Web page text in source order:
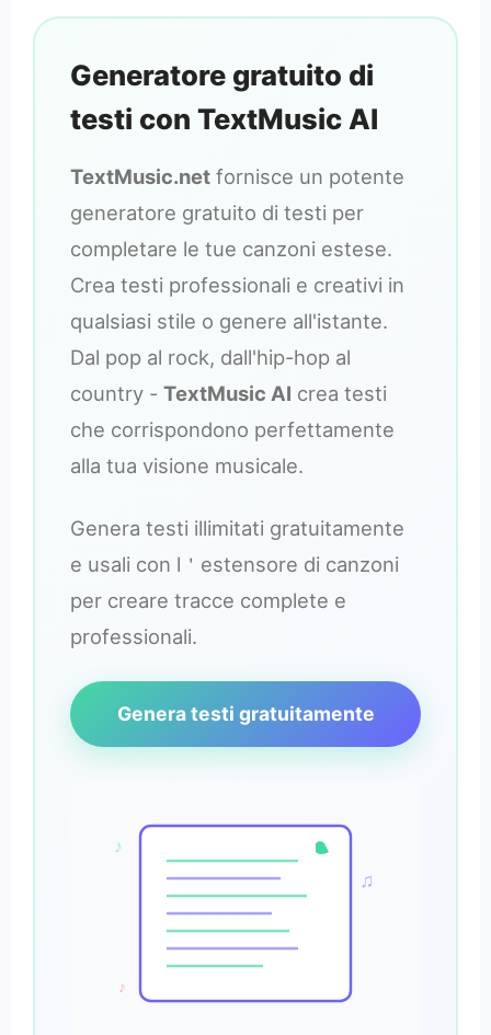
Generatore gratuito di
testi con TextMusic AI
TextMusic.net fornisce un potente
generatore gratuito di testi per
completare le tue canzoni estese.
Crea testi professionali e creativi in
qualsiasi stile o genere all'istante.
Dal pop al rock, dall'hip-hop al
country - TextMusic AI crea testi
che corrispondono perfettamente
alla tua visione musicale.
Genera testi illimitati gratuitamente
e usali con l＇estensore di canzoni
per creare tracce complete e
professionali.
Genera testi gratuitamente
♪
♫
♪